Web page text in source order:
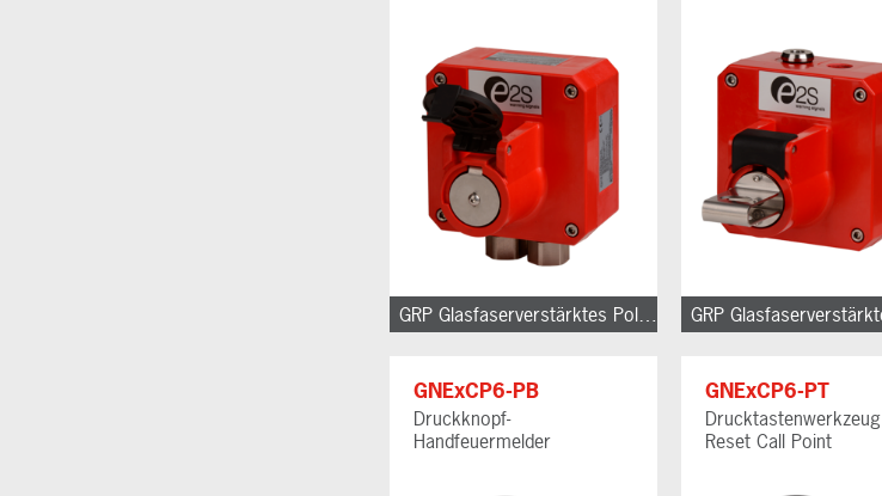
GRP Glasfaserverstärktes Polyester
GNExCP6-PB
Druckknopf-
Handfeuermelder
GNExCP6-PT
Drucktastenwerkzeug
Reset Call Point